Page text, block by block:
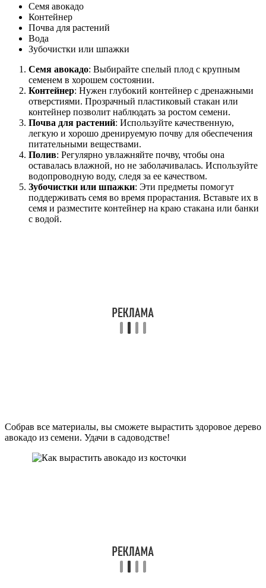
Семя авокадо
Контейнер
Почва для растений
Вода
Зубочистки или шпажки
Семя авокадо: Выбирайте спелый плод с крупным
семенем в хорошем состоянии.
Контейнер: Нужен глубокий контейнер с дренажными
отверстиями. Прозрачный пластиковый стакан или
контейнер позволит наблюдать за ростом семени.
Почва для растений: Используйте качественную,
легкую и хорошо дренируемую почву для обеспечения
питательными веществами.
Полив: Регулярно увлажняйте почву, чтобы она
оставалась влажной, но не заболачивалась. Используйте
водопроводную воду, следя за ее качеством.
Зубочистки или шпажки: Эти предметы помогут
поддерживать семя во время прорастания. Вставьте их в
семя и разместите контейнер на краю стакана или банки
с водой.
Собрав все материалы, вы сможете вырастить здоровое дерево
авокадо из семени. Удачи в садоводстве!